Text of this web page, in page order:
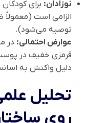
نوزادان:
الزامی است (معمولاً
توصیه می‌شود).
عوارض احتمالی: در
قرمزی خفیف در
دلیل واکنش به
تحلیل
روی